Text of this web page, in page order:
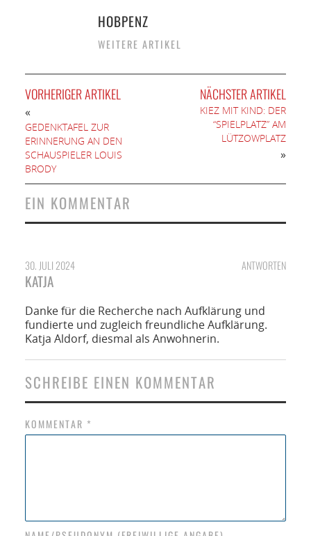
HOBPENZ
WEITERE ARTIKEL
VORHERIGER ARTIKEL
«
GEDENKTAFEL ZUR
ERINNERUNG AN DEN
SCHAUSPIELER LOUIS
BRODY
NÄCHSTER ARTIKEL
KIEZ MIT KIND: DER
“SPIELPLATZ” AM
LÜTZOWPLATZ
»
EIN KOMMENTAR
ANTWORTEN
30. JULI 2024
KATJA
Danke für die Recherche nach Aufklärung und
fundierte und zugleich freundliche Aufklärung.
Katja Aldorf, diesmal als Anwohnerin.
SCHREIBE EINEN KOMMENTAR
KOMMENTAR *